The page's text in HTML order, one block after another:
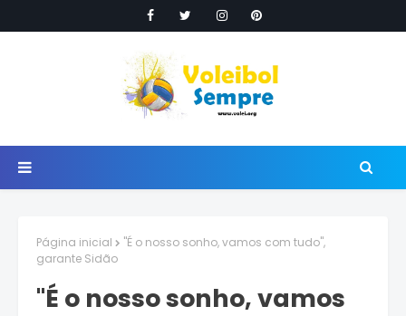
Página inicial
"É o nosso sonho, vamos com tudo",
garante Sidão
"É o nosso sonho, vamos